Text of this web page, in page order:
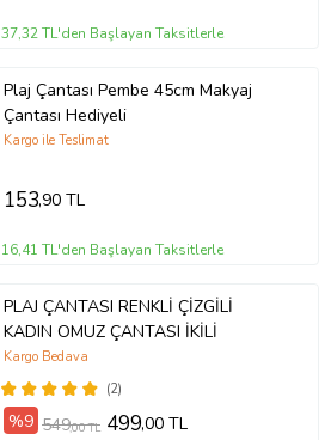
37,32 TL'den Başlayan Taksitlerle
Plaj Çantası Pembe 45cm Makyaj
Çantası Hediyeli
Kargo ile Teslimat
153,90 TL
16,41 TL'den Başlayan Taksitlerle
PLAJ ÇANTASI RENKLİ ÇİZGİLİ
KADIN OMUZ ÇANTASI İKİLİ
(2)
Kargo Bedava
%9 549,00 TL 499,00 TL